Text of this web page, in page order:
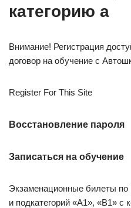
категорию а
Внимание! Регистрация
договор на обучение с
Register For This Site
Восстановление пароля
Записаться на обучение
Экзаменационные билеты
и подкатегорий «А1», «В1» с